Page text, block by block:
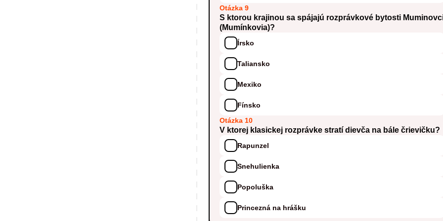
Otázka 9
S ktorou krajinou sa spájajú rozprávkové bytosti
(Mumínkovia)?
Írsko
Taliansko
Mexiko
Fínsko
Otázka 10
V ktorej klasickej rozprávke stratí dievča na bále črievičku?
Rapunzel
Snehulienka
Popoluška
Princezná na hrášku